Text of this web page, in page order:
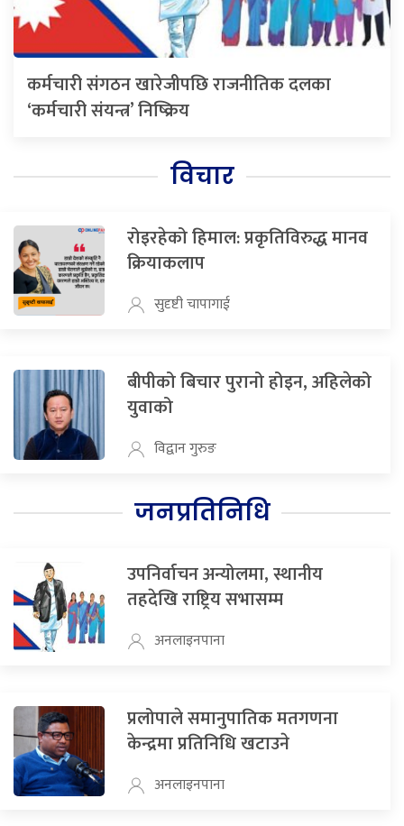
कर्मचारी संगठन खारेजीपछि राजनीतिक दलका
‘कर्मचारी संयन्त्र’ निष्क्रिय
विचार
रोइरहेको हिमाल: प्रकृतिविरुद्ध मानव
क्रियाकलाप
सुदृष्टी चापागाई
बीपीको बिचार पुरानो होइन, अहिलेको
युवाको
विद्वान गुरुङ
जनप्रतिनिधि
उपनिर्वाचन अन्योलमा, स्थानीय
तहदेखि राष्ट्रिय सभासम्म
अनलाइनपाना
प्रलोपाले समानुपातिक मतगणना
केन्द्रमा प्रतिनिधि खटाउने
अनलाइनपाना